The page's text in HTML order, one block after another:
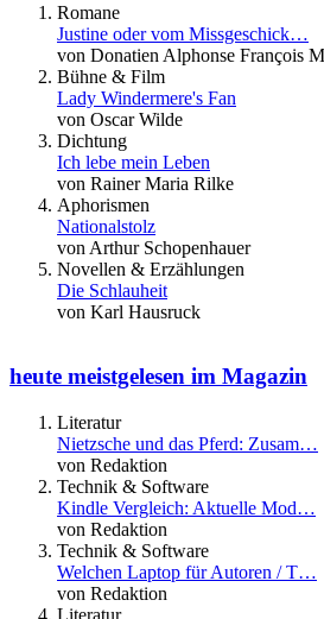
Romane
Justine oder vom Missgeschick…
von Donatien Alphonse François
Bühne & Film
Lady Windermere's Fan
von Oscar Wilde
Dichtung
Ich lebe mein Leben
von Rainer Maria Rilke
Aphorismen
Nationalstolz
von Arthur Schopenhauer
Novellen & Erzählungen
Die Schlauheit
von Karl Hausruck
heute meistgelesen im Magazin
Literatur
Nietzsche und das Pferd: Zusam…
von Redaktion
Technik & Software
Kindle Vergleich: Aktuelle Mod…
von Redaktion
Technik & Software
Welchen Laptop für Autoren / T…
von Redaktion
Literatur